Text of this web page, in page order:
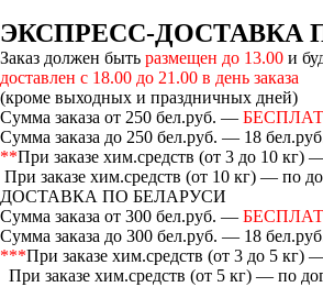
ЭКСПРЕСС-ДОСТАВКА
Заказ должен быть размещен до 13.00 и
доставлен с 18.00 до 21.00 в день заказа
(кроме выходных и праздничных дней)
Сумма заказа от 250 бел.руб. —
Сумма заказа до 250 бел.руб. — 18
**При заказе хим.средств (от 3 до 10 кг)
При заказе хим.средств (от 10 кг) — по
ДОСТАВКА ПО БЕЛАРУСИ
Сумма заказа от 300 бел.руб. —
Сумма заказа до 300 бел.руб. — 18
***При заказе хим.средств (от 3 до 5 кг)
При заказе хим.средств (от 5 кг) — по